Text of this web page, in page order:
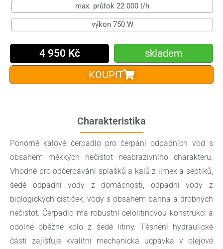
max. průtok 22 000 l/h
výkon 750 W
4 950 Kč
skladem
KOUPIT
Charakteristika
Ponorné kalové čerpadlo pro čerpání odpadních vod s
obsahem měkkých nečistot neabrazivního charakteru.
Vhodné pro odčerpávání splašků a kalů z jímek a septiků,
šedé odpadní vody z domácnosti, odpadní vody z
biologických čističek, vody s obsahem bahna a drobných
nečistot. Čerpadlo má robustní celolitinovou konstrukci a
odolné oběžné kolo z šedé litiny. Těsnění hydraulické
části zajišťuje kvalitní mechanická ucpávka v olejové